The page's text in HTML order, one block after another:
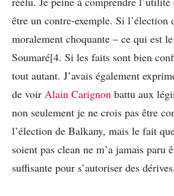
être un contre-exemple. Si l’élection
moralement choquante – ce qui est
Soumaré[4. Si les faits sont bien
tout autant. J’avais également
de voir Alain Carignon battu aux
non seulement je ne crois pas être
l’élection de Balkany, mais le fait
soient pas clean ne m’a jamais paru
suffisante pour s’autoriser des dérives.